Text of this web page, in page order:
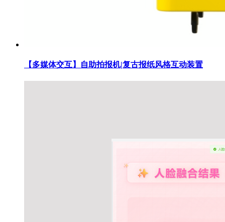
【多媒体交互】自助拍报机|复古报纸风格互动装置